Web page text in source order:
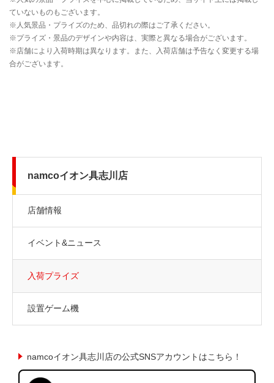
namcoイオン具志川店
店舗情報
イベント&ニュース
入荷プライズ
設置ゲーム機
namcoイオン具志川店の公式SNSアカウントはこちら！